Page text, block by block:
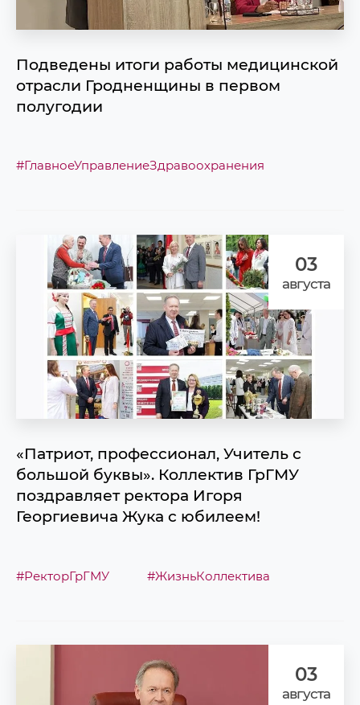
Подведены итоги работы медицинской
отрасли Гродненщины в первом
полугодии
#ГлавноеУправлениеЗдравоохранения
03
августа
«Патриот, профессионал, Учитель с
большой буквы». Коллектив ГрГМУ
поздравляет ректора Игоря
Георгиевича Жука с юбилеем!
#РекторГрГМУ #ЖизньКоллектива
03
августа